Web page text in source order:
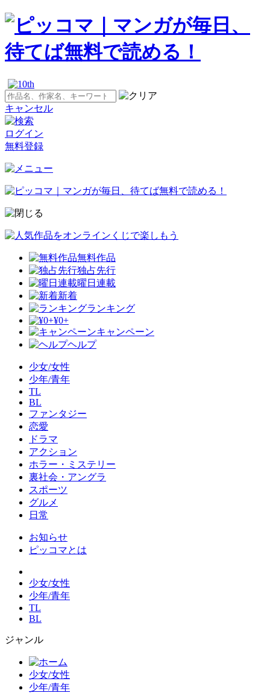
キャンセル
ログイン
無料登録
無料作品
独占先行
曜日連載
新着
ランキング
¥0+
キャンペーン
ヘルプ
少女/女性
少年/青年
TL
BL
ファンタジー
恋愛
ドラマ
アクション
ホラー・ミステリー
裏社会・アングラ
スポーツ
グルメ
日常
お知らせ
ピッコマとは
少女/女性
少年/青年
TL
BL
ジャンル
少女/女性
少年/青年